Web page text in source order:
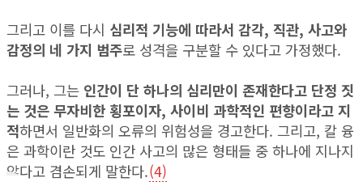
그리고 이를 다시 심리적 기능에 따라서 감각, 직관, 사고와
감정의 네 가지 범주로 성격을 구분할 수 있다고 가정했다.
그러나, 그는 인간이 단 하나의 심리만이 존재한다고 단정 짓
는 것은 무자비한 횡포이자, 사이비 과학적인 편향이라고 지
적하면서 일반화의 오류의 위험성을 경고한다. 그리고, 칼 융
은 과학이란 것도 인간 사고의 많은 형태들 중 하나에 지나지
않다고 겸손되게 말한다.(4)